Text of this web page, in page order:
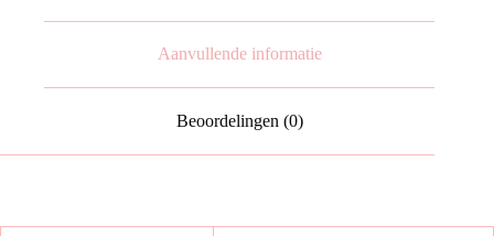
Aanvullende informatie
Beoordelingen (0)